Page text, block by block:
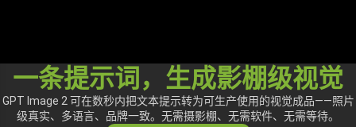
一条提示词，生成影棚级视觉
GPT Image 2 可在数秒内把文本提示转为可生产使用的视觉成品——照片
级真实、多语言、品牌一致。无需摄影棚、无需软件、无需等待。